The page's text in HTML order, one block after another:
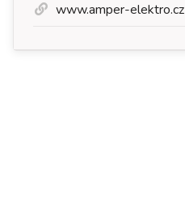
www.amper-elektro.cz